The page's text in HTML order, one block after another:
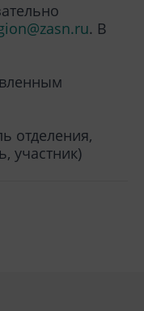
. В
отделения,
участник)